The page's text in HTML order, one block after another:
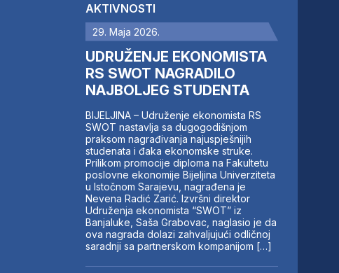
AKTIVNOSTI
29. Maja 2026.
UDRUŽENJE EKONOMISTA
RS SWOT NAGRADILO
NAJBOLJEG STUDENTA
BIJELJINA – Udruženje ekonomista RS
SWOT nastavlja sa dugogodišnjom
praksom nagrađivanja najuspješnijih
studenata i đaka ekonomske struke.
Prilikom promocije diploma na Fakultetu
poslovne ekonomije Bijeljina Univerziteta
u Istočnom Sarajevu, nagrađena je
Nevena Radić Zarić. Izvršni direktor
Udruženja ekonomista “SWOT” iz
Banjaluke, Saša Grabovac, naglasio je da
ova nagrada dolazi zahvaljujući odličnoj
saradnji sa partnerskom kompanijom […]